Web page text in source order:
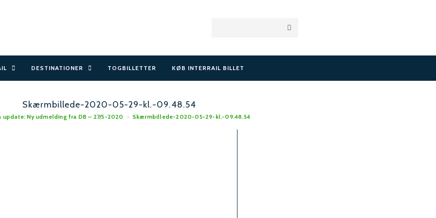
DESTINATIONER TOGBILLETTER KØB INTERRAIL BILLET
Skærmbillede-2020-05-29-kl.-09.48.54
update: Ny udmelding fra DB – 27/5-2020 > Skærmbillede-2020-05-29-kl.-09.48.54